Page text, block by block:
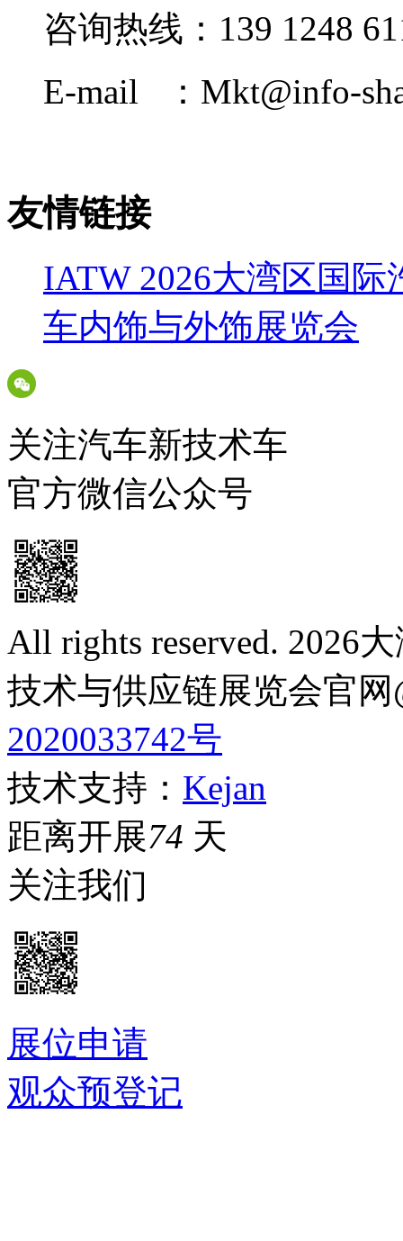
咨询热线：139 1248
E-mail ：Mkt@info-
友情链接
IATW 2026大湾区国
车内饰与外饰展览会
关注汽车新技术车
官方微信公众号
All rights reserved. 2026
技术与供应链展览会官
2020033742号
技术支持： Kejan
距离开展74 天
关注我们
展位申请
观众预登记